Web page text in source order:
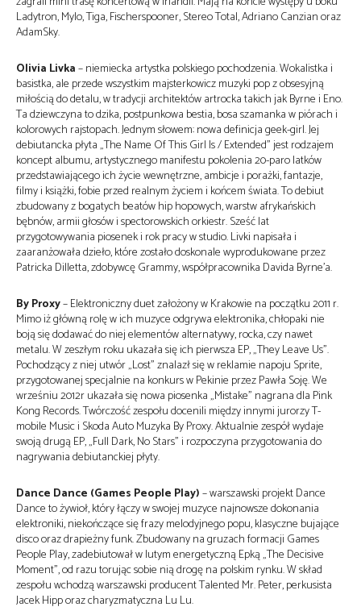
Ladytron, Mylo, Tiga, Fischerspooner, Stereo Total, Adriano Canzian oraz
AdamSky.
Olivia Livka– niemiecka artystka polskiego pochodzenia. Wokalistka i
basistka, ale przede wszystkim majsterkowicz muzyki pop z obsesyjną
miłością do detalu, w tradycji architektów artrocka takich jak Byrne i Eno.
Ta dziewczyna to dzika, postpunkowa bestia, bosa szamanka w piórach i
kolorowych rajstopach. Jednym słowem: nowa definicja geek-girl. Jej
debiutancka płyta „The Name Of This Girl Is / Extended” jest rodzajem
koncept albumu, artystycznego manifestu pokolenia 20-paro latków
przedstawiającego ich życie wewnętrzne, ambicje i porażki, fantazje,
filmy i książki, fobie przed realnym życiem i końcem świata. To debiut
zbudowany z bogatych beatów hip hopowych, warstw afrykańskich
bębnów, armii głosów i spectorowskich orkiestr. Sześć lat
przygotowywania piosenek i rok pracy w studio. Livki napisała i
zaaranżowała dzieło, które zostało doskonale wyprodukowane przez
Patricka Dilletta, zdobywcę Grammy, współpracownika Davida Byrne’a.
By Proxy– Elektroniczny duet założony w Krakowie na początku 2011 r.
Mimo iż główną rolę w ich muzyce odgrywa elektronika, chłopaki nie
boją się dodawać do niej elementów alternatywy, rocka, czy nawet
metalu. W zeszłym roku ukazała się ich pierwsza EP, „They Leave Us”.
Pochodzący z niej utwór „Lost” znalazł się w reklamie napoju Sprite,
przygotowanej specjalnie na konkurs w Pekinie przez Pawła Soję. We
wrześniu 2012r ukazała się nowa piosenka „Mistake” nagrana dla Pink
Kong Records. Twórczość zespołu docenili między innymi jurorzy T-
mobile Music i Skoda Auto Muzyka By Proxy. Aktualnie zespół wydaje
swoją drugą EP, „Full Dark, No Stars” i rozpoczyna przygotowania do
nagrywania debiutanckiej płyty.
Dance Dance (Games People Play)– warszawski projekt Dance
Dance to żywioł, który łączy w swojej muzyce najnowsze dokonania
elektroniki, niekończące się frazy melodyjnego popu, klasyczne bujające
disco oraz drapieżny funk. Zbudowany na gruzach formacji Games
People Play, zadebiutował w lutym energetyczną Epką „The Decisive
Moment”, od razu torując sobie nią drogę na polskim rynku. W skład
zespołu wchodzą warszawski producent Talented Mr. Peter, perkusista
Jacek Hipp oraz charyzmatyczna Lu Lu.